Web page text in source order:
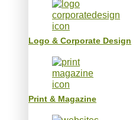
Logo & Corporate Design
Print & Magazine